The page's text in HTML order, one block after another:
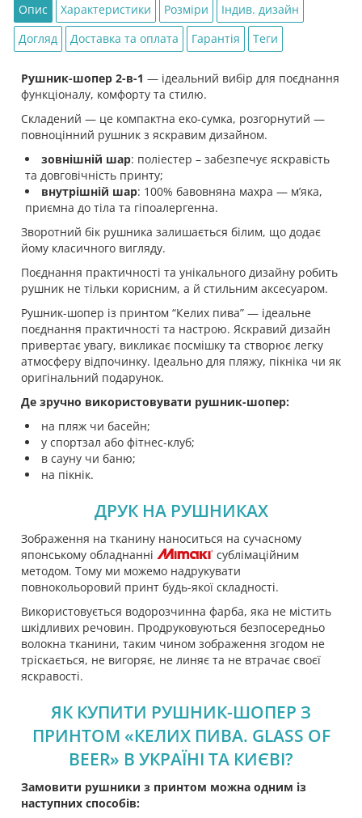
Опис Характеристики Розміри
Індив. дизайн
Догляд
Доставка та оплата Гарантія Теги
Рушник-шопер 2-в-1 — ідеальний вибір для поєднання
функціоналу, комфорту та стилю.
Складений — це компактна еко-сумка, розгорнутий —
повноцінний рушник з яскравим дизайном.
зовнішній шар: поліестер – забезпечує яскравість
та довговічність принту;
внутрішній шар: 100% бавовняна махра — мʼяка,
приємна до тіла та гіпоалергенна.
Зворотний бік рушника залишається білим, що додає
йому класичного вигляду.
Поєднання практичності та унікального дизайну робить
рушник не тільки корисним, а й стильним аксесуаром.
Рушник-шопер із принтом “Келих пива” — ідеальне
поєднання практичності та настрою. Яскравий дизайн
привертає увагу, викликає посмішку та створює легку
атмосферу відпочинку. Ідеально для пляжу, пікніка чи як
оригінальний подарунок.
Де зручно використовувати рушник-шопер:
на пляж чи басейн;
у спортзал або фітнес-клуб;
в сауну чи баню;
на пікнік.
ДРУК НА РУШНИКАХ
Зображення на тканину наноситься на сучасному
японському обладнанні
сублімаційним
методом. Тому ми можемо надрукувати
повнокольоровий принт будь-якої складності.
Використовується водорозчинна фарба, яка не містить
шкідливих речовин. Продруковуються безпосередньо
волокна тканини, таким чином зображення згодом не
тріскається, не вигоряє, не линяє та не втрачає своєї
яскравості.
ЯК КУПИТИ РУШНИК-ШОПЕР З
ПРИНТОМ «КЕЛИХ ПИВА. GLASS OF
BEER» В УКРАЇНІ ТА КИЄВІ?
Замовити рушники з принтом можна одним із
наступних способів: